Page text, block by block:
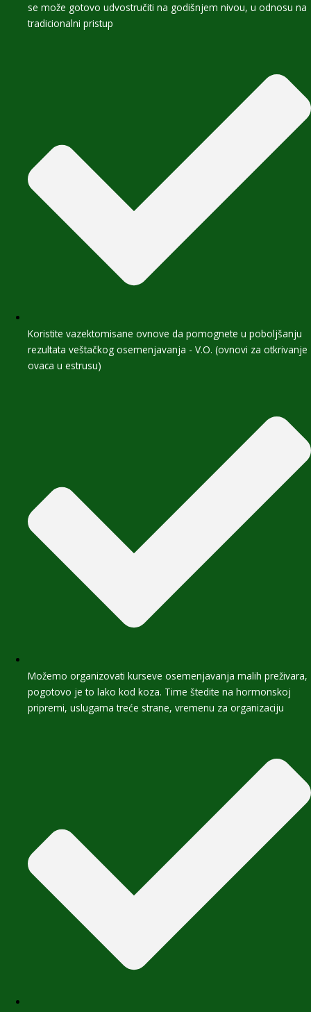
se može gotovo udvostručiti na godišnjem nivou, u odnosu na
tradicionalni pristup
Koristite vazektomisane ovnove da pomognete u poboljšanju
rezultata veštačkog osemenjavanja - V.O. (ovnovi za otkrivanje
ovaca u estrusu)
Možemo organizovati kurseve osemenjavanja malih preživara,
pogotovo je to lako kod koza. Time štedite na hormonskoj
pripremi, uslugama treće strane, vremenu za organizaciju